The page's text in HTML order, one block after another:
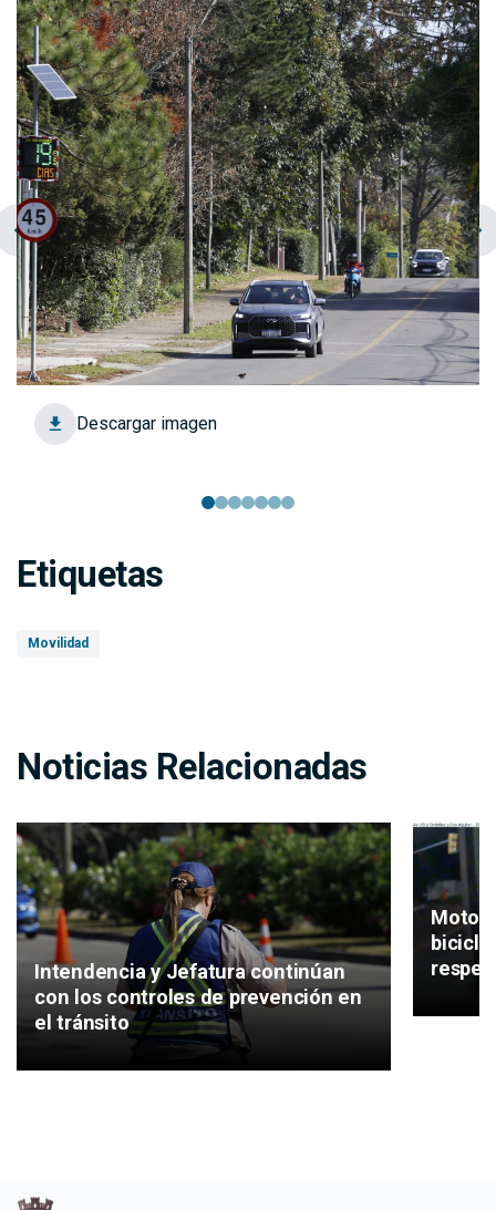
Descargar imagen
chevron_left navigate_next
Etiquetas
Movilidad
Noticias Relacionadas
Intendencia y Jefatura continúan
con los controles de prevención en
el tránsito